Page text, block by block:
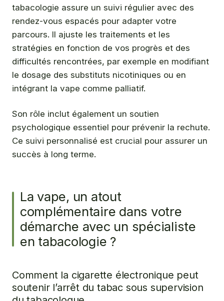
tabacologie assure un suivi régulier avec des
rendez-vous espacés pour adapter votre
parcours. Il ajuste les traitements et les
stratégies en fonction de vos progrès et des
difficultés rencontrées, par exemple en modifiant
le dosage des substituts nicotiniques ou en
intégrant la vape comme palliatif.
Son rôle inclut également un soutien
psychologique essentiel pour prévenir la rechute.
Ce suivi personnalisé est crucial pour assurer un
succès à long terme.
La vape, un atout
complémentaire dans votre
démarche avec un spécialiste
en tabacologie ?
Comment la cigarette électronique peut
soutenir l’arrêt du tabac sous supervision